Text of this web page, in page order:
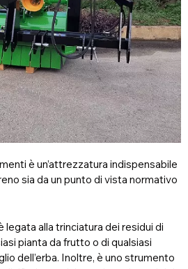
è un’attrezzatura indispensabile
sia da un punto di vista normativo
legata alla trinciatura dei residui di
pianta da frutto o di qualsiasi
dell’erba. Inoltre, è uno strumento